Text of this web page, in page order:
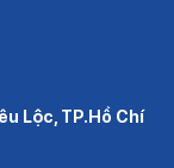
Lộc, TP.Hồ Chí